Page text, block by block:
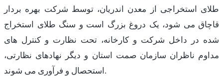
طلای استخراجی از معدن اندریان، توسط شرکت بهره بردار
قاچاق می شود، یک دروغ بزرگ است و سنگ طلای استخراج
شده در داخل شرکت و کارخانه، تحت نظارت و کنترل های
مداوم ناظران سازمان صمت استان و دیگر نهادهای نظارتی،
استحصال و فرآوری می شوند.